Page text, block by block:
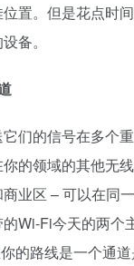
置。但是花点时
备。
们的信号在多个
的领域的其他无
业区 – 可以在同
Wi-Fi今天的两个
的路线是一个通